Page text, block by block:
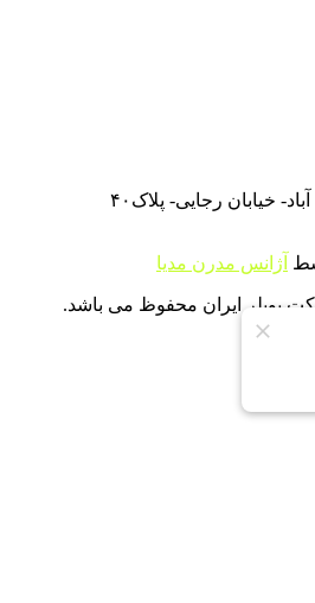
خیابان رجایی- پلاک۴۰
آژانس مدرن مدیا
بویلر ایران محفوظ می باشد.